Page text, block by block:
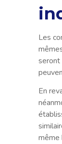
Les
seront
En
même